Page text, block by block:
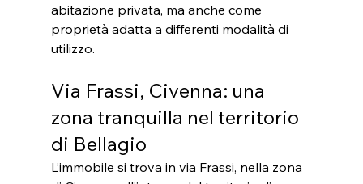
abitazione privata, ma anche come
proprietà adatta a differenti modalità di
utilizzo.
Via Frassi, Civenna: una
zona tranquilla nel territorio
di Bellagio
L’immobile si trova in via Frassi, nella zona